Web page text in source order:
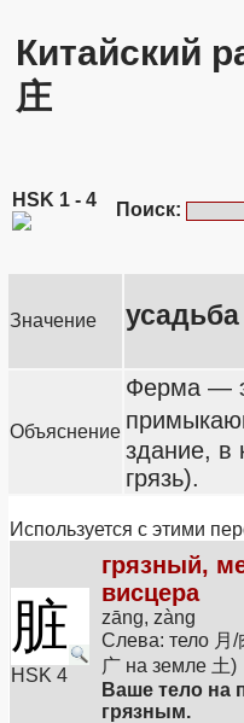
Китайский
庄
HSK 1 - 4 Поиск:
Значение усадьба
Объяснение
Ферма —
здание, в
грязь).
Используется с этими
脏
HSK 4
грязный,
висцера
zāng, zàng
Слева: тело 月/
广 на земле 土)
Ваше тело на
грязным.